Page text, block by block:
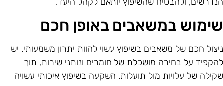
במשאבים באופן חכם
חכם של משאבים בשיפוץ עשוי להוות יתרון משמעותי. יש
על בחירה מושכלת של חומרים ונותני שירות, תוך
של עלויות מול תועלות. השקעה בשיפוץ איכותי עשויה